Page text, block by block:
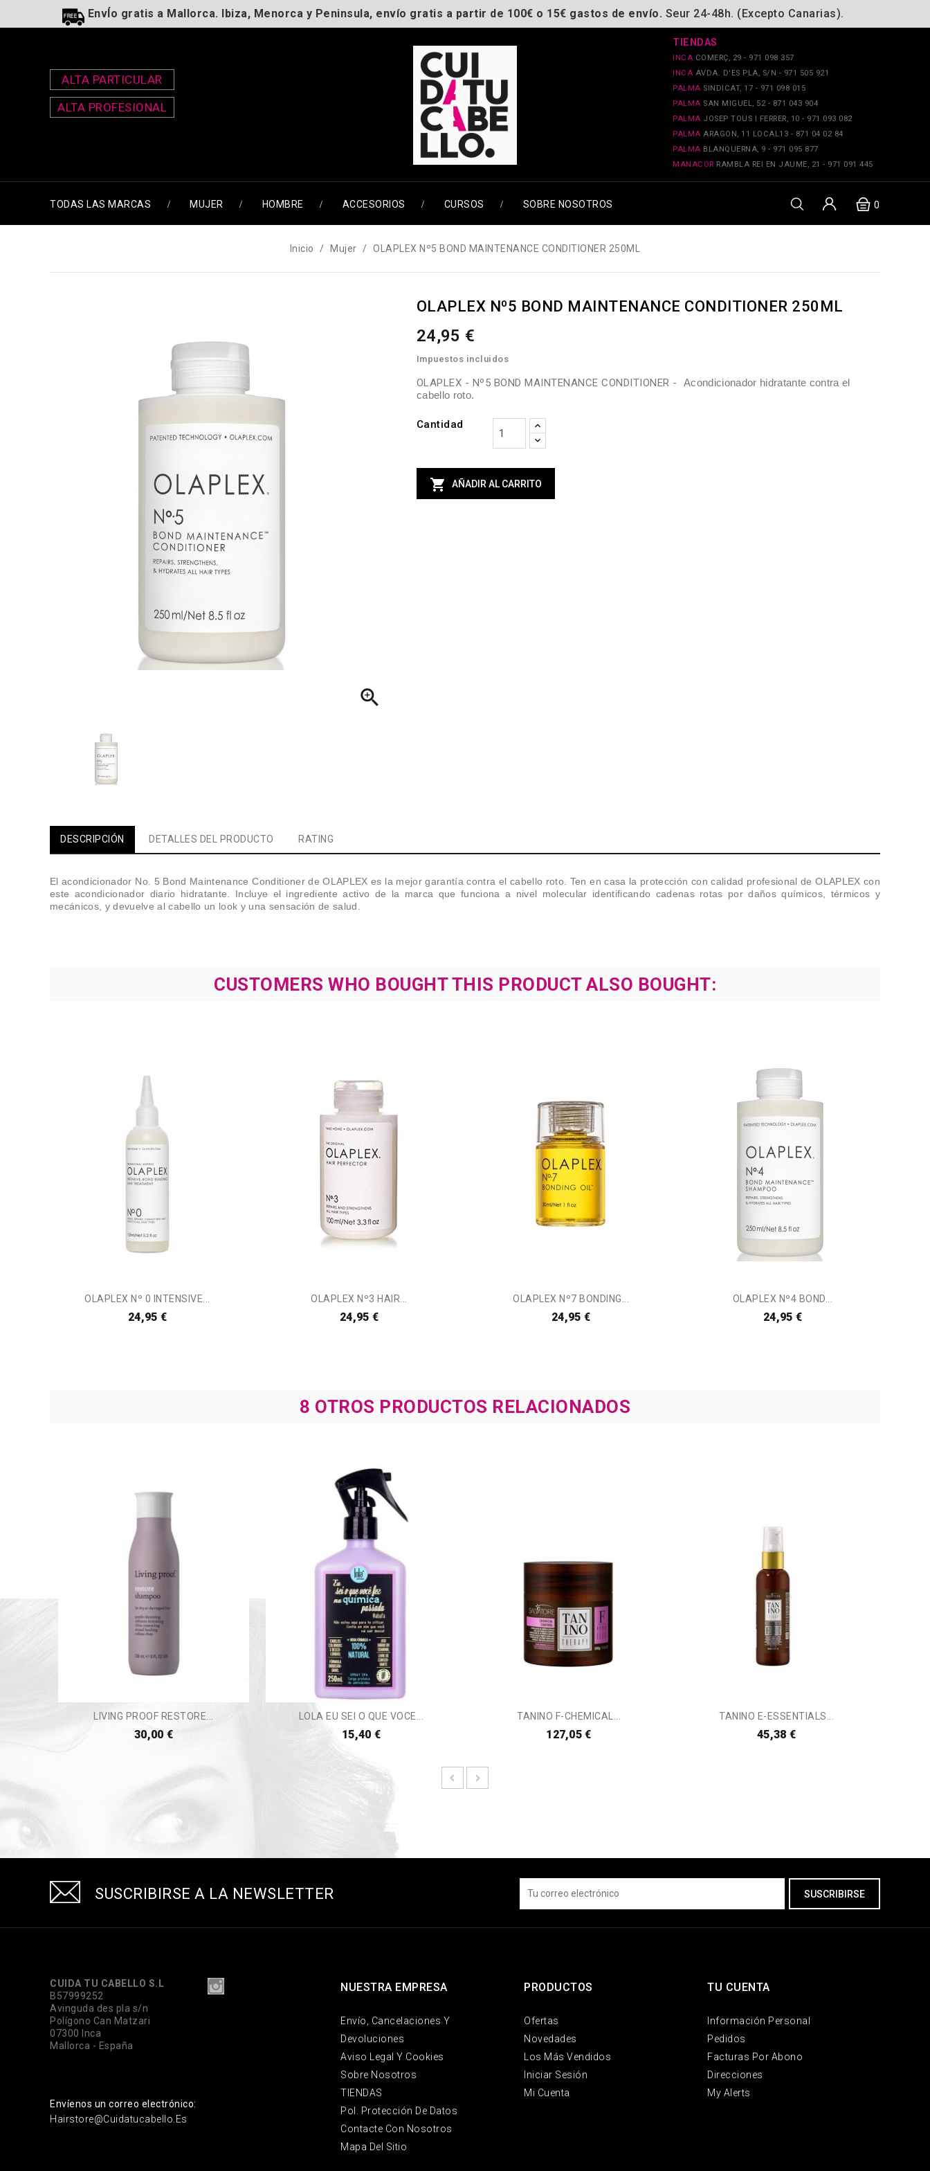
EnvÍo gratis a Mallorca. Ibiza, Menorca y Peninsula, envío gratis a partir de 100€ o 15€ gastos de envío. Seur 24-48h. (Excepto Canarias).
ALTA PARTICULAR
ALTA PROFESIONAL
TIENDAS
INCA COMERÇ, 29 - 971 098 357
INCA AVDA. D'ES PLA, S/N - 971 505 921
PALMA SINDICAT, 17 - 971 098 015
PALMA SAN MIGUEL, 52 - 871 043 904
PALMA JOSEP TOUS I FERRER, 10 - 971 093 082
PALMA ARAGON, 11 LOCAL13 - 871 04 02 84
PALMA BLANQUERNA, 9 - 971 095 877
MANACOR RAMBLA REI EN JAUME, 21 - 971 091 445
TODAS LAS MARCAS MUJER HOMBRE ACCESORIOS CURSOS SOBRE NOSOTROS 0
Inicio Mujer OLAPLEX Nº5 BOND MAINTENANCE CONDITIONER 250ML

OLAPLEX Nº5 BOND MAINTENANCE CONDITIONER 250ML
24,95 €
Impuestos incluidos
OLAPLEX - Nº5 BOND MAINTENANCE CONDITIONER - Acondicionador hidratante contra el
cabello roto.
Cantidad
 AÑADIR AL CARRITO
DESCRIPCIÓN DETALLES DEL PRODUCTO RATING
El acondicionador No. 5 Bond Maintenance Conditioner de OLAPLEX es la mejor garantía contra el cabello roto. Ten en casa la protección con calidad profesional de OLAPLEX con
este acondicionador diario hidratante. Incluye el ingrediente activo de la marca que funciona a nivel molecular identificando cadenas rotas por daños químicos, térmicos y
mecánicos, y devuelve al cabello un look y una sensación de salud.
CUSTOMERS WHO BOUGHT THIS PRODUCT ALSO BOUGHT:
OLAPLEX Nº 0 INTENSIVE...
24,95 €
OLAPLEX Nº3 HAIR...
24,95 €
OLAPLEX Nº7 BONDING...
24,95 €
OLAPLEX Nº4 BOND...
24,95 €
8 OTROS PRODUCTOS RELACIONADOS
LIVING PROOF RESTORE...
30,00 €
LOLA EU SEI O QUE VOCE...
15,40 €
TANINO F-CHEMICAL...
127,05 €
TANINO E-ESSENTIALS...
45,38 €
SUSCRIBIRSE A LA NEWSLETTER
CUIDA TU CABELLO S.L
B57999252
Avinguda des pla s/n
Polígono Can Matzari
07300 Inca
Mallorca - España
Envíenos un correo electrónico:
Hairstore@cuidatucabello.es
TU CUENTA
Información Personal
Pedidos
Facturas Por Abono
Direcciones
My Alerts
PRODUCTOS
Ofertas
Novedades
Los Más Vendidos
Iniciar Sesión
Mi Cuenta
NUESTRA EMPRESA
Envío, Cancelaciones Y
Devoluciones
Aviso Legal Y Cookies
Sobre Nosotros
TIENDAS
Pol. Protección De Datos
Contacte Con Nosotros
Mapa Del Sitio